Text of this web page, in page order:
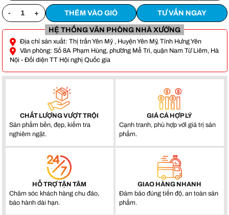
- + THÊM VÀO GIỎ TƯ VẤN NGAY
HỆ THỐNG VĂN PHÒNG NHÀ XƯỞNG
Địa chỉ sản xuất: Thị trấn Yên Mỹ , Huyện Yên Mỹ, Tỉnh Hưng Yên
Văn phòng: Số 8A Phạm Hùng, phường Mễ Trì, quận Nam Từ Liêm, Hà
Nội - Đối diện TT Hội nghị Quốc gia
CHẤT LƯỢNG VƯỢT TRỘI
Sản phẩm bền, đẹp, kiểm tra
nghiêm ngặt.
GIÁ CẢ HỢP LÝ
Cạnh tranh, phù hợp với giá trị sản
phẩm.
HỖ TRỢ TẬN TÂM
Chăm sóc khách hàng chu đáo,
bảo hành dài hạn.
GIAO HÀNG NHANH
Đảm bảo đúng tiến độ, an toàn sản
phẩm.